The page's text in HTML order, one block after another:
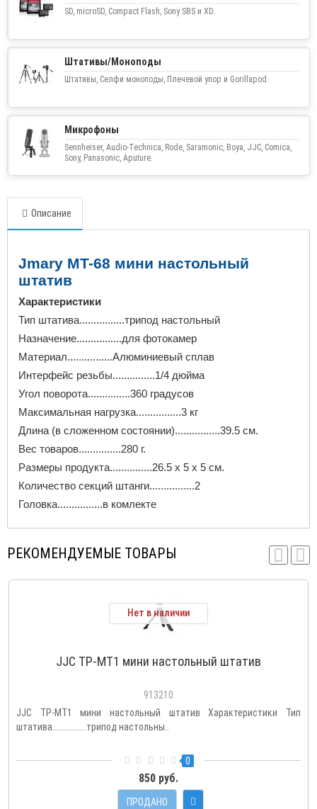
SD, microSD, Compact Flash, Sony SBS и XD.
Штативы/Моноподы
Штативы, Селфи моноподы, Плечевой упор и Gorillapod
Микрофоны
Sennheiser, Audio-Technica, Rode, Saramonic, Boya, JJC, Comica,
Sony, Panasonic, Aputure.
Описание
Jmary MT-68 мини настольный
штатив
Характеристики
Тип штатива................трипод настольный
Назначение................для фотокамер
Материал................Алюминиевый сплав
Интерфейс резьбы...............1/4 дюйма
Угол поворота...............360 градусов
Максимальная нагрузка................3 кг
Длина (в сложенном состоянии)................39.5 см.
Вес товаров...............280 г.
Размеры продукта...............26.5 х 5 х 5 см.
Количество секций штанги................2
Головка................в комлекте
РЕКОМЕНДУЕМЫЕ ТОВАРЫ
Нет в наличии
JJC TP-MT1 мини настольный штатив
913210
JJC TP-MT1 мини настольный штатив Характеристики Тип
штатива................трипод настольны..
0
850 руб.
ПРОДАНО